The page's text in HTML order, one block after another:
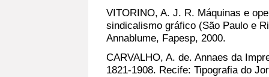
VITORINO, A. J. R. Máquinas e
sindicalismo gráfico (São Paulo e
Annablume, Fapesp, 2000.
CARVALHO, A. de. Annaes da
1821-1908. Recife: Tipografia do